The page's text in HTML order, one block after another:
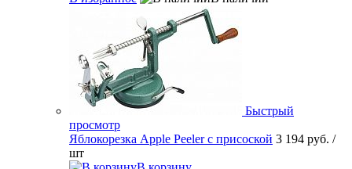
Быстрый
просмотр
Яблокорезка Apple Peeler с присоской 3 194 руб. /
шт